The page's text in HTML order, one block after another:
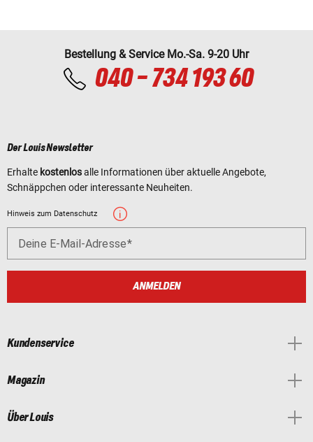
Bestellung & Service Mo.-Sa. 9-20 Uhr
040 - 734 193 60
Der Louis Newsletter
Erhalte kostenlosalle Informationen über aktuelle Angebote,
Schnäppchen oder interessante Neuheiten.
Hinweis zum Datenschutz
Deine E-Mail-Adresse
ANMELDEN
Kundenservice
Magazin
Über Louis